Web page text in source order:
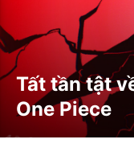
Tất tần tật
One Piece